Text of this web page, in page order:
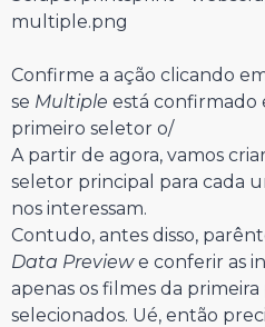
Confirme a ação clicando
se Multiple está confirmado
primeiro seletor o/
A partir de agora, vamos
seletor principal para cada
nos interessam.
Contudo, antes disso,
Data Previewe conferir as
apenas os filmes da
selecionados. Ué, então